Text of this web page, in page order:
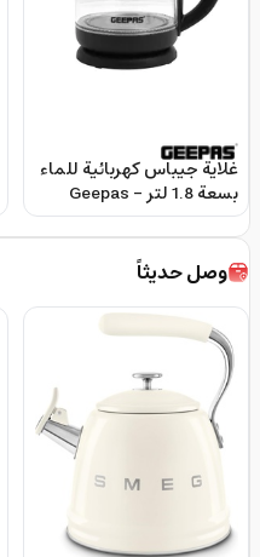
غلاية جيباس كهربائية للماء
بسعة 1.8 لتر Geepas -
Electric Glass Kettle
وصل حديثاً